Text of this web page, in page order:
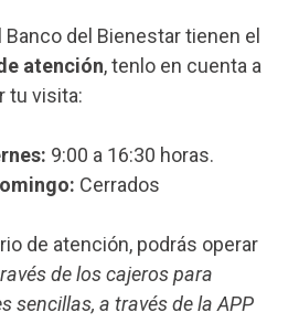
del Bienestar tienen el
atención, tenlo en cuenta a
tu visita:
9:00 a 16:30 horas.
Cerrados
de atención, podrás operar
de los cajeros para
sencillas, a través de la APP